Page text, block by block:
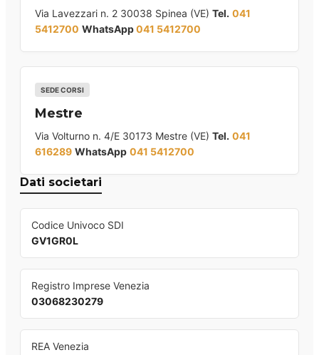
Via Lavezzari n. 2 30038 Spinea (VE) Tel. 041
5412700 WhatsApp041 5412700
SEDE CORSI
Mestre
Via Volturno n. 4/E 30173 Mestre (VE) Tel. 041
616289 WhatsApp 041 5412700
Dati societari
Codice Univoco SDI
GV1GR0L
Registro Imprese Venezia
03068230279
REA Venezia